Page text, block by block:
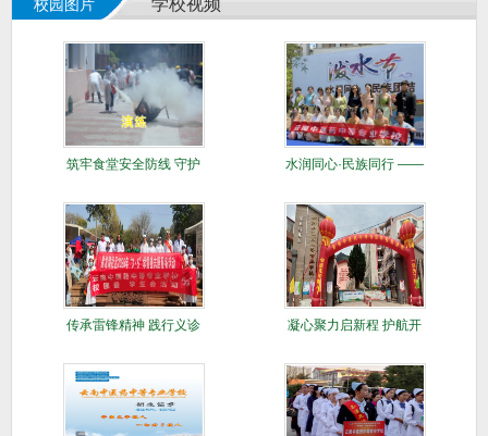
校园图片 学校视频
筑牢食堂安全防线 守护 水润同心·民族同行 ​——
传承雷锋精神 践行义诊 凝心聚力启新程 护航开